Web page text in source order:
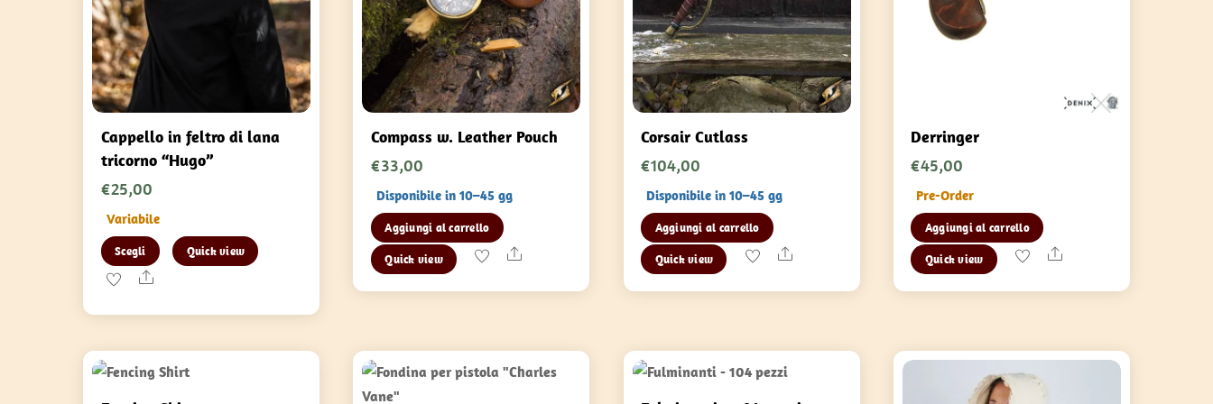
Cappello in feltro di lana
tricorno “Hugo”
€25,00
Variabile
Scegli
Questo
prodotto
più
Le
Quick view
Share
Compass w. Leather Pouch
€33,00
Disponibile in 10–45 gg
Aggiungi al carrello
Quick view Share
Corsair Cutlass
€104,00
Disponibile in 10–45 gg
Aggiungi al carrello
Quick view Share
Derringer
€45,00
Pre-Order
Aggiungi al carrello
Quick view Share